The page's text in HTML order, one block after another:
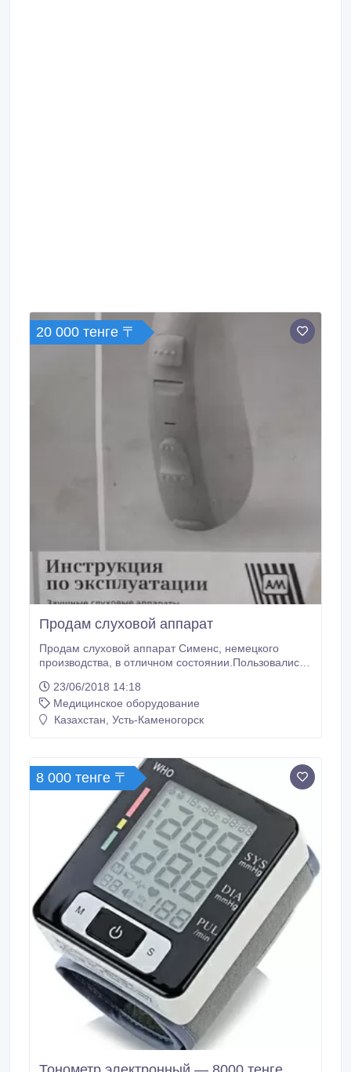
20 000 тенге 〒
Продам слуховой аппарат
Продам слуховой аппарат Сименс, немецкого
производства, в отличном состоянии.Пользовались
23/06/2018 14:18
Медицинское оборудование
Казахстан, Усть-Каменогорск
8 000 тенге 〒